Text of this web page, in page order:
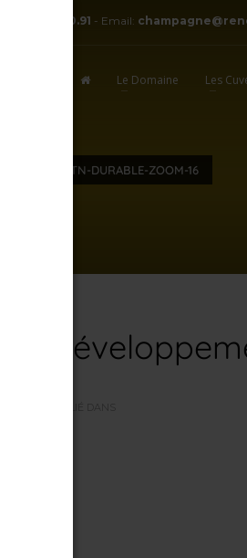
33.3.25.38.50.91 - Email:
Le Domaine Les
DURABLE-ZOOM-16
et-